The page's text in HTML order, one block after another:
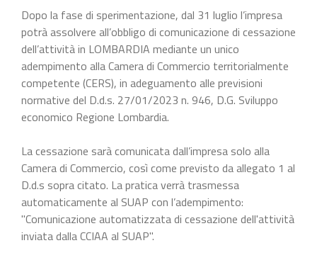
Dopo la fase di sperimentazione, dal 31 luglio l’impresa
potrà assolvere all’obbligo di comunicazione di cessazione
dell’attività in LOMBARDIA mediante un unico
adempimento alla Camera di Commercio territorialmente
competente (CERS), in adeguamento alle previsioni
normative del D.d.s. 27/01/2023 n. 946, D.G. Sviluppo
economico Regione Lombardia.
La cessazione sarà comunicata dall’impresa solo alla
Camera di Commercio, così come previsto da allegato 1 al
D.d.s sopra citato. La pratica verrà trasmessa
automaticamente al SUAP con l’adempimento:
"Comunicazione automatizzata di cessazione dell'attività
inviata dalla CCIAA al SUAP".